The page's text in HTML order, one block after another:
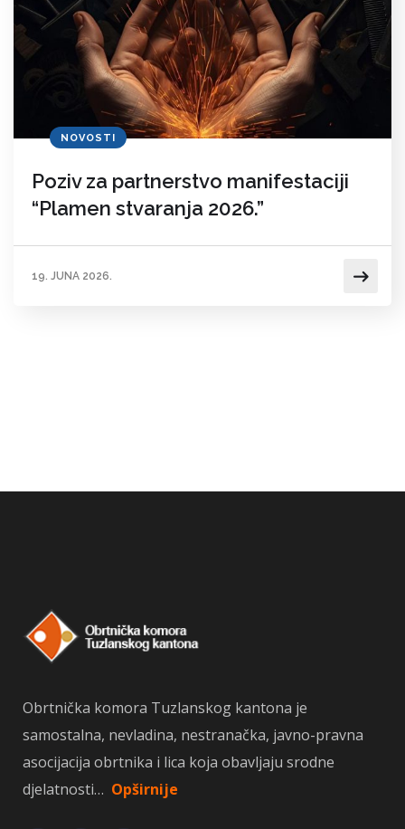
NOVOSTI
Poziv za partnerstvo manifestaciji
“Plamen stvaranja 2026.”
19. JUNA 2026.
Obrtnička komora Tuzlanskog kantona je
samostalna, nevladina, nestranačka, javno-pravna
asocijacija obrtnika i lica koja obavljaju srodne
djelatnosti… Opširnije